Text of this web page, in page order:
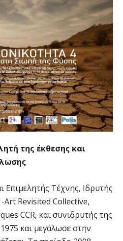
της έκθεσης και
Επιμελητής Τέχνης, Ιδρυτής
Art Revisited Collective,
CCR, και συνιδρυτής της
και μεγάλωσε στην